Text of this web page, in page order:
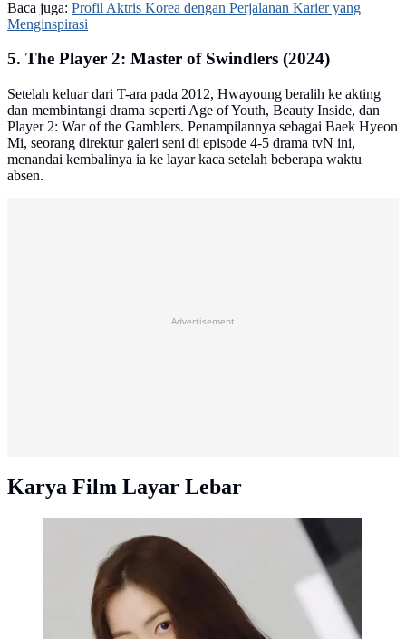
Baca juga: Profil Aktris Korea dengan Perjalanan Karier yang
Menginspirasi
5. The Player 2: Master of Swindlers (2024)
Setelah keluar dari T-ara pada 2012, Hwayoung beralih ke akting
dan membintangi drama seperti Age of Youth, Beauty Inside, dan
Player 2: War of the Gamblers. Penampilannya sebagai Baek Hyeon
Mi, seorang direktur galeri seni di episode 4-5 drama tvN ini,
menandai kembalinya ia ke layar kaca setelah beberapa waktu
absen.
Advertisement
Karya Film Layar Lebar